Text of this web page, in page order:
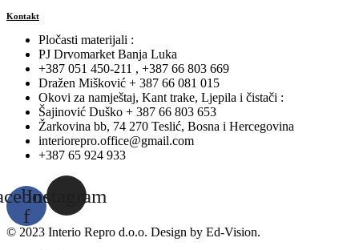
Kontakt
Pločasti materijali :
PJ Drvomarket Banja Luka
+387 051 450-211 , +387 66 803 669
Dražen Mišković + 387 66 081 015
Okovi za namještaj, Kant trake, Ljepila i čistači :
Šajinović Duško + 387 66 803 653
Žarkovina bb, 74 270 Teslić, Bosna i Hercegovina
interiorepro.office@gmail.com
+387 65 924 933
f
Instagram
© 2023 Interio Repro d.o.o. Design by Ed-Vision.